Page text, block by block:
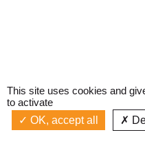
Émission à l'antenne
Actualités
This site uses cookies and
to activate
OK, accept all